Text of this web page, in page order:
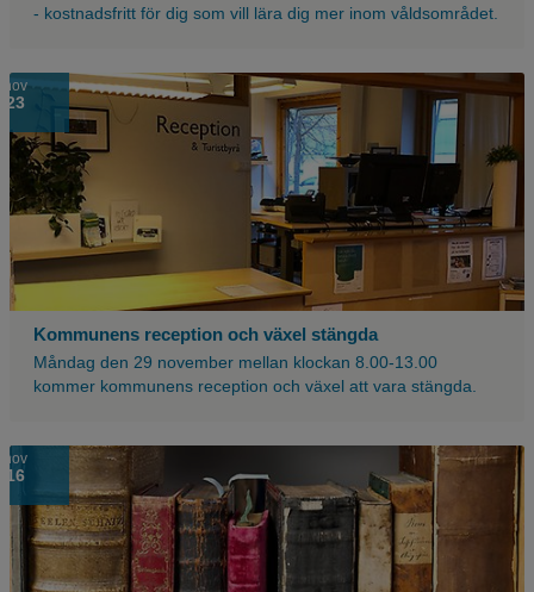
- kostnadsfritt för dig som vill lära dig mer inom våldsområdet.
nov
23
Kommunens reception och växel stängda
Måndag den 29 november mellan klockan 8.00-13.00
kommer kommunens reception och växel att vara stängda.
Bild
på
reception
och
turistbyrå
nov
16